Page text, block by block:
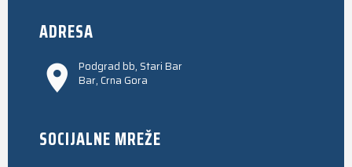
ADRESA
Podgrad bb, Stari Bar
Bar, Crna Gora
SOCIJALNE MREŽE